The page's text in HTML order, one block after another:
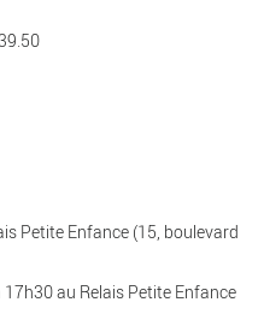
Petite Enfance (15, boulevard
au Relais Petite Enfance